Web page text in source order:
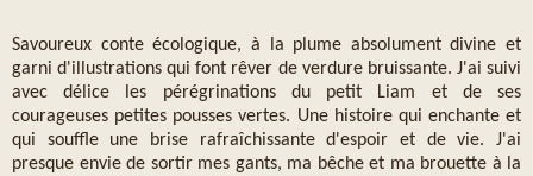
Savoureux conte écologique, à la plume absolument divine et
garni d'illustrations qui font rêver de verdure bruissante. J'ai suivi
avec délice les pérégrinations du petit Liam et de ses
courageuses petites pousses vertes. Une histoire qui enchante et
qui souffle une brise rafraîchissante d'espoir et de vie. J'ai
presque envie de sortir mes gants, ma bêche et ma brouette à la